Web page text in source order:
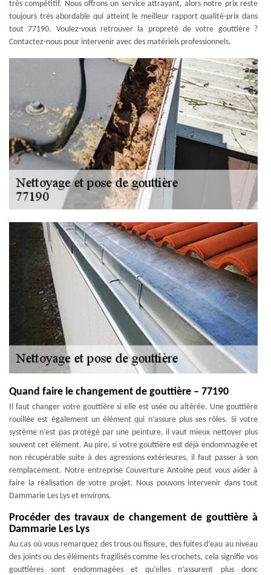
très compétitif. Nous offrons un service attrayant, alors notre prix reste
toujours très abordable qui atteint le meilleur rapport qualité-prix dans
tout 77190. Voulez-vous retrouver la propreté de votre gouttière ?
Contactez-nous pour intervenir avec des matériels professionnels.
Quand faire le changement de gouttière – 77190
Il faut changer votre gouttière si elle est usée ou altérée. Une gouttière
rouillée est également un élément qui n’assure plus ses rôles. Si votre
système n’est pas protégé par une peinture, il vaut mieux nettoyer plus
souvent cet élément. Au pire, si votre gouttière est déjà endommagée et
non récupérable suite à des agressions extérieures, il faut passer à son
remplacement. Notre entreprise Couverture Antoine peut vous aider à
faire la réalisation de votre projet. Nous pouvons intervenir dans tout
Dammarie Les Lys et environs.
Procéder des travaux de changement de gouttière à
Dammarie Les Lys
Au cas où vous remarquez des trous ou fissure, des fuites d’eau au niveau
des joints ou des éléments fragilisés comme les crochets, cela signifie vos
gouttières sont endommagées et qu’elles n’assurent plus donc